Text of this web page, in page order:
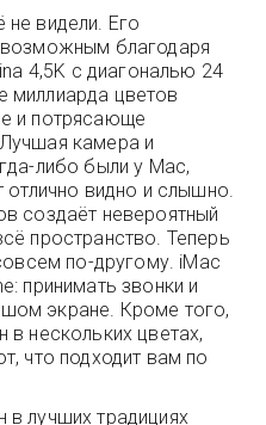
видели. Его
возможным благодаря
4,5K с диагональю 24
цветов
и потрясающе
камера и
либо были у Mac,
отлично видно и слышно.
создаёт невероятный
пространство. Теперь
по-другому. iMac
принимать звонки и
экране. Кроме того,
нескольких цветах,
что подходит вам по
лучших традициях